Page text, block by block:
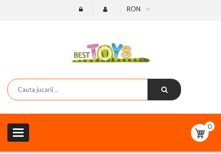
RON
Toggle
navigation
0